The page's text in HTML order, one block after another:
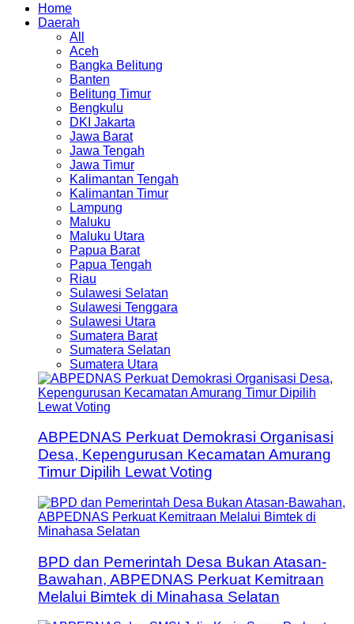
Home
Daerah
All
Aceh
Bangka Belitung
Banten
Belitung Timur
Bengkulu
DKI Jakarta
Jawa Barat
Jawa Tengah
Jawa Timur
Kalimantan Tengah
Kalimantan Timur
Lampung
Maluku
Maluku Utara
Papua Barat
Papua Tengah
Riau
Sulawesi Selatan
Sulawesi Tenggara
Sulawesi Utara
Sumatera Barat
Sumatera Selatan
Sumatera Utara
ABPEDNAS Perkuat Demokrasi Organisasi
Desa, Kepengurusan Kecamatan Amurang
Timur Dipilih Lewat Voting
BPD dan Pemerintah Desa Bukan Atasan-
Bawahan, ABPEDNAS Perkuat Kemitraan
Melalui Bimtek di Minahasa Selatan